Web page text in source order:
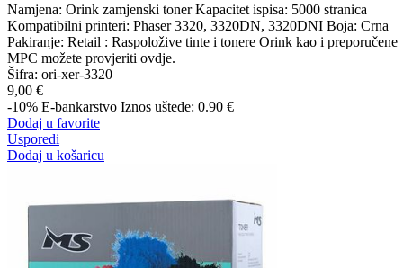
Namjena: Orink zamjenski toner Kapacitet ispisa: 5000 stranica
Kompatibilni printeri: Phaser 3320, 3320DN, 3320DNI Boja: Crna
Pakiranje: Retail : Raspoložive tinte i tonere Orink kao i preporučene
MPC možete provjeriti ovdje.
Šifra: ori-xer-3320
9,00 €
-10% E-bankarstvo Iznos uštede: 0.90 €
Dodaj u favorite
Usporedi
Dodaj u košaricu